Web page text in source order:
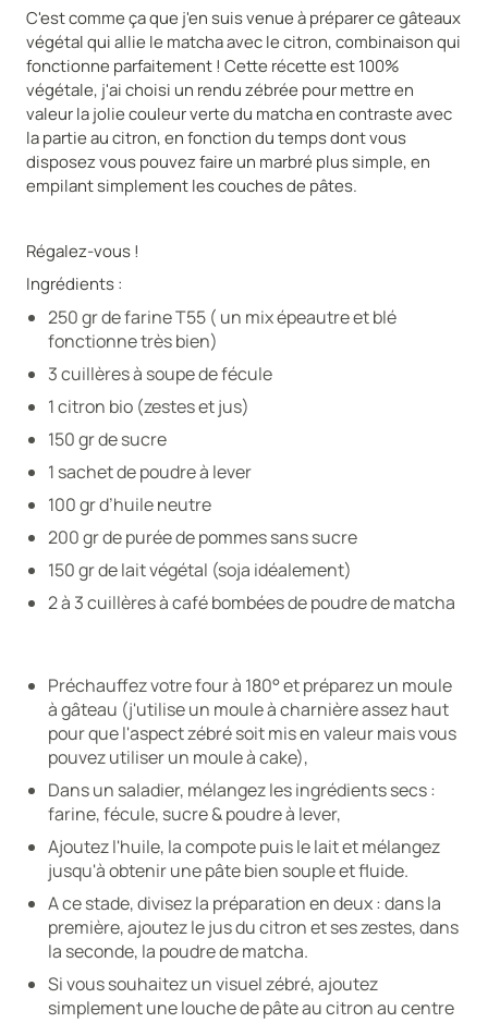
C'est comme ça que j'en suis venue à préparer ce gâteaux
végétal qui allie le matcha avec le citron, combinaison qui
fonctionne parfaitement ! Cette récette est 100%
végétale, j'ai choisi un rendu zébrée pour mettre en
valeur la jolie couleur verte du matcha en contraste avec
la partie au citron, en fonction du temps dont vous
disposez vous pouvez faire un marbré plus simple, en
empilant simplement les couches de pâtes.
Régalez-vous !
Ingrédients :
250 gr de farine T55 ( un mix épeautre et blé
fonctionne très bien)
3 cuillères à soupe de fécule
1 citron bio (zestes et jus)
150 gr de sucre
1 sachet de poudre à lever
100 gr d’huile neutre
200 gr de purée de pommes sans sucre
150 gr de lait végétal (soja idéalement)
2 à 3 cuillères à café bombées de poudre de matcha
Préchauffez votre four à 180° et préparez un moule
à gâteau (j'utilise un moule à charnière assez haut
pour que l'aspect zébré soit mis en valeur mais vous
pouvez utiliser un moule à cake),
Dans un saladier, mélangez les ingrédients secs :
farine, fécule, sucre & poudre à lever,
Ajoutez l'huile, la compote puis le lait et mélangez
jusqu'à obtenir une pâte bien souple et fluide.
A ce stade, divisez la préparation en deux : dans la
première, ajoutez le jus du citron et ses zestes, dans
la seconde, la poudre de matcha.
Si vous souhaitez un visuel zébré, ajoutez
simplement une louche de pâte au citron au centre